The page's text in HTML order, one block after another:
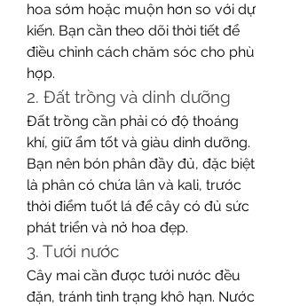
hoa sớm hoặc muộn hơn so với dự
kiến. Bạn cần theo dõi thời tiết để
điều chỉnh cách chăm sóc cho phù
hợp.
2. Đất trồng và dinh dưỡng
Đất trồng cần phải có độ thoáng
khí, giữ ẩm tốt và giàu dinh dưỡng.
Bạn nên bón phân đầy đủ, đặc biệt
là phân có chứa lân và kali, trước
thời điểm tuốt lá để cây có đủ sức
phát triển và nở hoa đẹp.
3. Tưới nước
Cây mai cần được tưới nước đều
đặn, tránh tình trạng khô hạn. Nước